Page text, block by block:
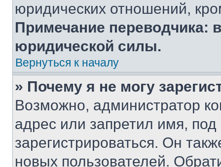
юридических отношений,
Примечание переводчика:
юридической силы.
Вернуться к началу
» Почему я не могу
Возможно, администратор
адрес или запретил имя,
зарегистрироваться. Он
новых пользователей.